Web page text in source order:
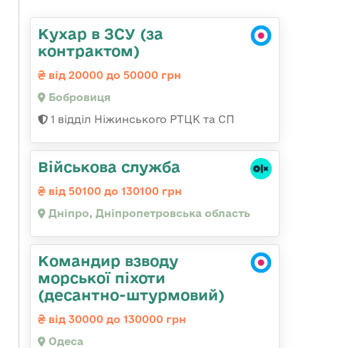
Кухар в ЗСУ (за
контрактом)
від 20000 до 50000 грн
Бобровиця
1 відділ Ніжинського РТЦК та СП
Військова служба
від 50100 до 130100 грн
Дніпро, Дніпропетровська область
Командир взводу
морської піхоти
(десантно-штурмовий)
від 30000 до 130000 грн
Одеса